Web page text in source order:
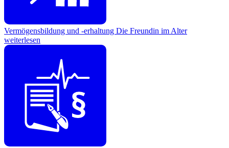
Vermögensbildung und -erhaltung Die Freundin im Alter
weiterlesen